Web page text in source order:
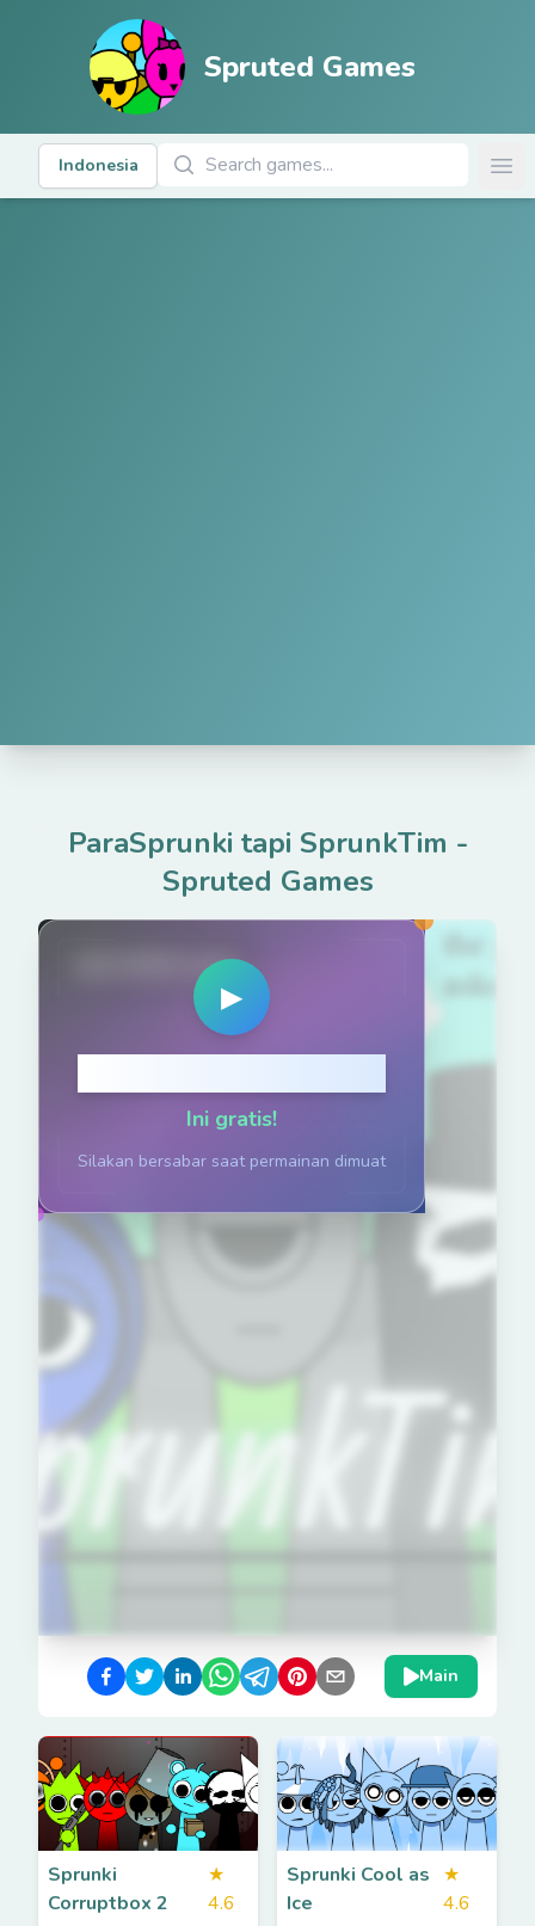
Spruted Games
Indonesia
Cari Permainan
ParaSprunki tapi SprunkTim -
Spruted Games
spruted.com
▶
Ini gratis!
Silakan bersabar saat permainan dimuat
Main
Sprunki
Corruptbox 2
★
4.6
Sprunki Cool as
Ice
★
4.6